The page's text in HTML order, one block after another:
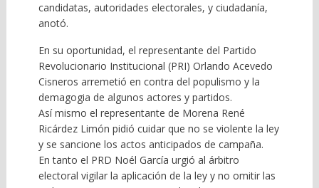
candidatas, autoridades electorales, y ciudadanía,
anotó.
En su oportunidad, el representante del Partido
Revolucionario Institucional (PRI) Orlando Acevedo
Cisneros arremetió en contra del populismo y la
demagogia de algunos actores y partidos.
Así mismo el representante de Morena René
Ricárdez Limón pidió cuidar que no se violente la ley
y se sancione los actos anticipados de campaña.
En tanto el PRD Noél García urgió al árbitro
electoral vigilar la aplicación de la ley y no omitir las